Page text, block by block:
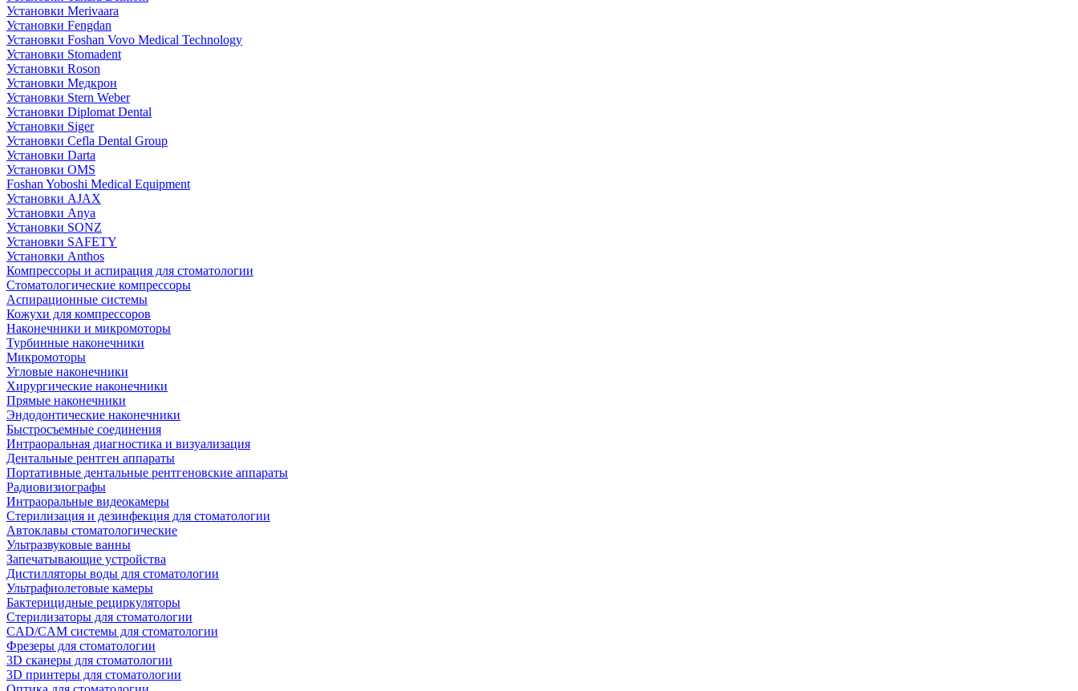
Установки Merivaara
Установки Fengdan
Установки Foshan Vovo Medical Technology
Установки Stomadent
Установки Roson
Установки Медкрон
Установки Stern Weber
Установки Diplomat Dental
Установки Siger
Установки Cefla Dental Group
Установки Darta
Установки OMS
Foshan Yoboshi Medical Equipment
Установки AJAX
Установки Anya
Установки SONZ
Установки SAFETY
Установки Anthos
Компрессоры и аспирация для стоматологии
Стоматологические компрессоры
Аспирационные системы
Кожухи для компрессоров
Наконечники и микромоторы
Турбинные наконечники
Микромоторы
Угловые наконечники
Хирургические наконечники
Прямые наконечники
Эндодонтические наконечники
Быстросъемные соединения
Интраоральная диагностика и визуализация
Дентальные рентген аппараты
Портативные дентальные рентгеновские аппараты
Радиовизиографы
Интраоральные видеокамеры
Стерилизация и дезинфекция для стоматологии
Автоклавы стоматологические
Ультразвуковые ванны
Запечатывающие устройства
Дистилляторы воды для стоматологии
Ультрафиолетовые камеры
Бактерицидные рециркуляторы
Стерилизаторы для стоматологии
CAD/CAM системы для стоматологии
Фрезеры для стоматологии
3D cканеры для стоматологии
3D принтеры для стоматологии